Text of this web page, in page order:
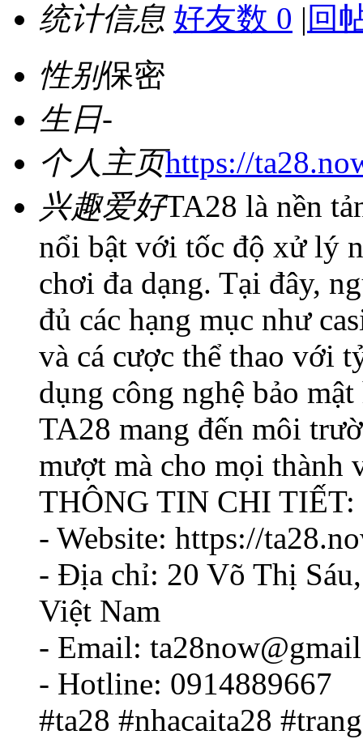
统计信息 好友数 0 | 回
性别保密
生日-
个人主页https://
兴趣爱好TA28 là nền
nổi bật với tốc độ xử lý
chơi đa dạng. Tại đây,
đủ các hạng mục như
và cá cược thể thao với
dụng công nghệ bảo
TA28 mang đến môi
mượt mà cho mọi thành
THÔNG TIN CHI TIẾT:
- Website: https://
- Địa chỉ: 20 Võ Thị
Việt Nam
- Email:
- Hotline: 0914889667
#ta28 #nhacaita28